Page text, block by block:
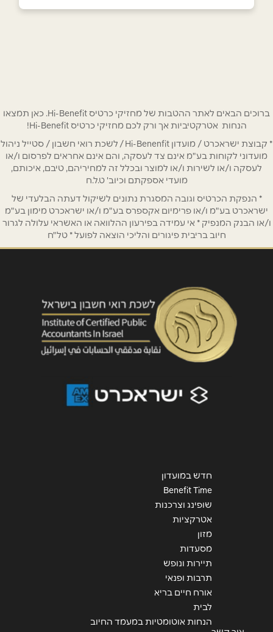
שם מלא*
טלפון *
נושא*
אנא חזרו אלי בקשר ל...
ברוכים הבאים לאתר ההטבות של מחזיקי כרטיס Hi-Benefit. כאן תמצאו
הנחות אטרקטיביות אך ורק לכם מחזיקי כרטיס Hi-Benefit!
* קבוצת ישראכרט / מועדון Hi-Benenfit / לשכת רואי חשבון / סטייל ניהול
מועדוני לקוחות בע"מ אינם צד לעסקה, והם אינם אחראים לפרסום ו/או
לעסקה ו/או לשירות ו/או למוצר ובכלל זה למחיריהם, טיבם, איכותם,
מועדי אספקתם וכיוב' ט.ל.ח
* הנפקת הכרטיס וגובה המסגרת נתונים לשיקול דעתה הבלעדי של
ישראכרט בע"מ ו/או פרימיום אקספרס בע"מ ו/או ישראכרט מימון בע"מ
ו/או הבנק המנפיק * אי עמידה בפירעון ההלוואה או האשראי עלולה לגרור
חיוב בריבית פיגורים והליכי הוצאה לפועל * טל"ח
חדש במועדון
Benefit Time
שופינג וצרכנות
אטרקציות
מזון
מסעדות
תיירות ונופש
תרבות ופנאי
אורח חיים בריא
לבית
הנחות אוטומטיות במעמד החיוב